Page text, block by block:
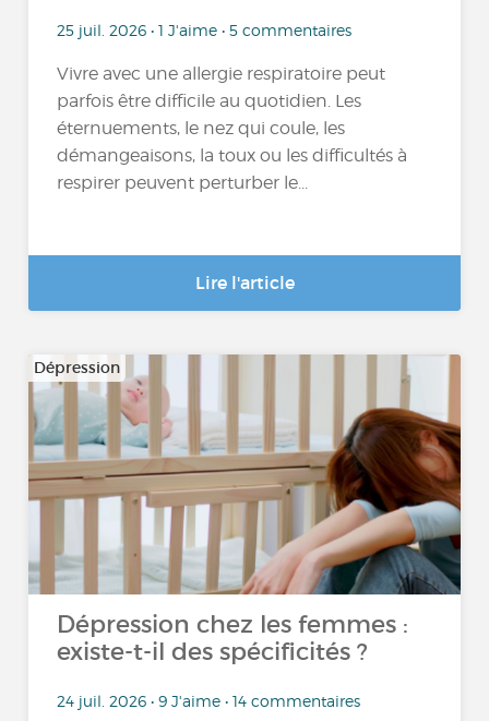
25 juil. 2026 • 1 J'aime • 5 commentaires
Vivre avec une allergie respiratoire peut
parfois être difficile au quotidien. Les
éternuements, le nez qui coule, les
démangeaisons, la toux ou les difficultés à
respirer peuvent perturber le...
Lire l'article
Dépression
Dépression chez les femmes :
existe-t-il des spécificités ?
24 juil. 2026 • 9 J'aime • 14 commentaires